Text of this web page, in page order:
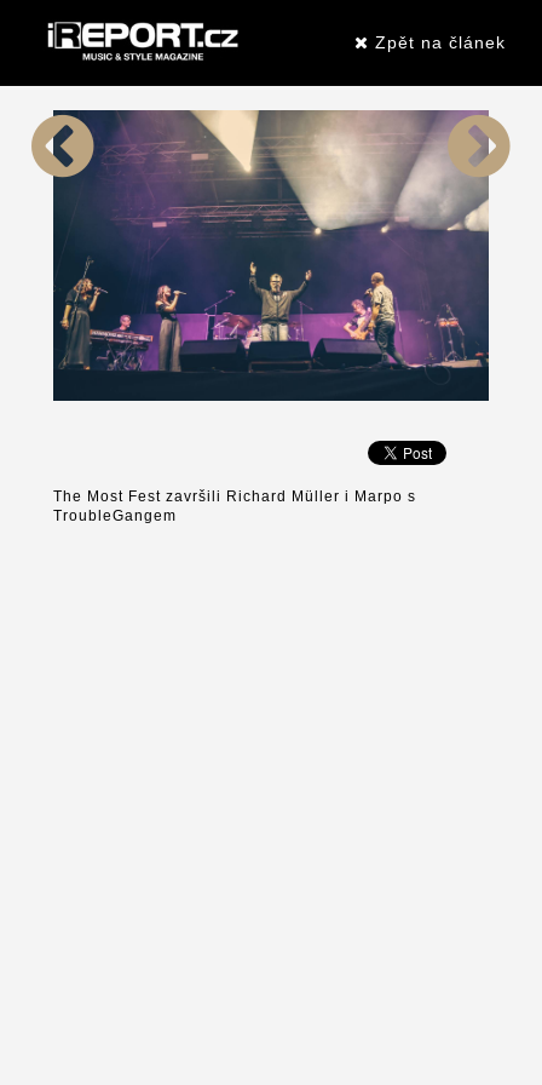
Zpět na článek
The Most Fest završili Richard Müller i Marpo s
TroubleGangem